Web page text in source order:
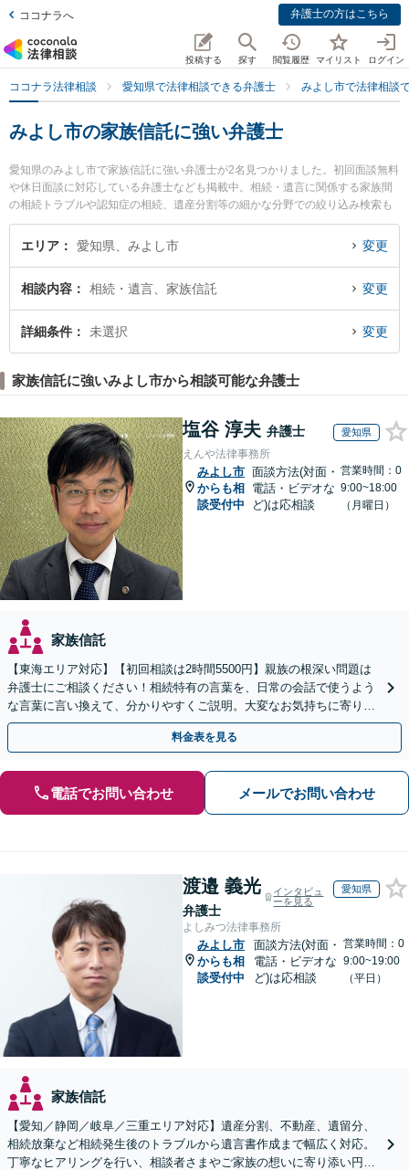
ココナラへ 弁護士の方はこちら
投稿する 探す 閲覧履歴 マイリスト ログイン
ココナラ法律相談 愛知県で法律相談できる弁護士 みよし市で法律相談
みよし市の家族信託に強い弁護士
愛知県のみよし市で家族信託に強い弁護士が2名見つかりました。初回面談無料
や休日面談に対応している弁護士なども掲載中。相続・遺言に関係する家族間
の相続トラブルや認知症の相続、遺産分割等の細かな分野での絞り込み検索も
でき便利です。特にみよし総合法律事務所 三好ヶ丘事務所の相馬 信子弁護士や
みよし総合法律事務所の伊藤 健二弁護士のプロフィール情報や弁護士費用、強
な近くの弁護士を検索したい』『初回相談無料で家族信託を法律相談できるみ
よし市内の弁護士に相談予約したい』などでお困りの相談者さんにおすすめで
す。
エリア 愛知県、みよし市 変更
相談内容 相続・遺言、家族信託 変更
詳細条件 未選択 変更
家族信託に強いみよし市から相談可能な弁護士
塩谷 淳夫 弁護士 愛知県
えんや法律事務所
みよし市
からも相
談受付中
面談方法(対面・
電話・ビデオな
ど)は応相談
営業時間：0
9:00~18:00
（月曜日）
家族信託
【東海エリア対応】【初回相談は2時間5500円】親族の根深い問題は
弁護士にご相談ください！相続特有の言葉を、日常の会話で使うよう
な言葉に言い換えて、分かりやすくご説明。大変なお気持ちに寄り添
い、納得できる解決を目指します
料金表を見る
電話でお問い合わせ メールでお問い合わせ
渡邉 義光
弁護士
インタビュ
ーを見る
愛知県
よしみつ法律事務所
みよし市
からも相
談受付中
面談方法(対面・
電話・ビデオな
ど)は応相談
営業時間：0
9:00~19:00
（平日）
家族信託
【愛知／静岡／岐阜／三重エリア対応】遺産分割、不動産、遺留分、
相続放棄など相続発生後のトラブルから遺言書作成まで幅広く対応。
丁寧なヒアリングを行い、相談者さまやご家族の想いに寄り添い円滑